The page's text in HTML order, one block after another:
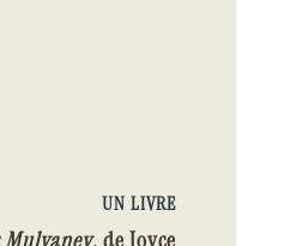
UN LIVRE